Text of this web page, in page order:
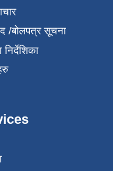
/बोलपत्र सूचना